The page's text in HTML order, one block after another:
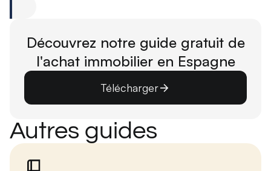
Découvrez notre guide gratuit de
l'achat immobilier en Espagne
Télécharger
Autres guides